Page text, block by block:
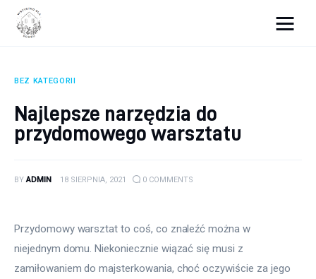
Remont
BEZ KATEGORII
Najlepsze narzędzia do
przydomowego warsztatu
BY ADMIN 18 SIERPNIA, 2021 0 COMMENTS
Przydomowy warsztat to coś, co znaleźć można w
niejednym domu. Niekoniecznie wiązać się musi z
zamiłowaniem do majsterkowania, choć oczywiście za jego